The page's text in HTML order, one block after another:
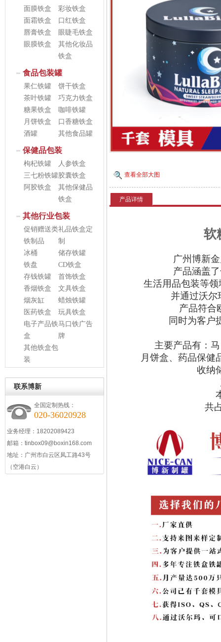
面膜铁盒
彩妆铁盒
面霜铁盒
口红铁盒
唇膏铁盒
眼睫毛铁盒
眼膜铁盒
其他化妆品
铁盒
食品包装罐
果仁铁罐
饼干铁盒
茶叶铁罐
巧克力铁盒
糖果铁盒
咖啡铁罐
月饼铁盒
口香糖铁盒
酒罐
其他食品罐
保健品包装
枸杞铁罐
人参铁盒
三七粉铁罐胶囊铁盒
阿胶铁盒
其他保健品
铁盒
其他行业包装
促销赠送类
铁制品
礼品铁盒定
制
冰桶
储存铁罐
铁盘
CD铁盒
存钱铁罐
首饰铁盒
香烟铁盒
文具铁盒
烟灰缸
蜡烛铁罐
医药铁盒
玩具铁盒
电子产品铁
盒
马口铁广告
牌
其他铁盒包
装
联系博新
全国定制热线：
020-36020928
业务经理：18202089423
邮箱： tinbox09@boxin168.com
地址： 广州市白云区凤工路43号
（空港白云）
查看全部大图
产品详情
软
广州博新
产品涵盖
生活用品包装等领
并通过沃尔
产品符合
同时为客户
主要产品有：
月饼盒、 药品保健
收纳
共